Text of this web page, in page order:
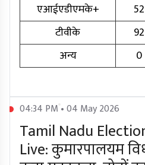
एआईएडीएमके+
52
टीवीके
92
अन्य
0
04:34 PM • 04 May 2026
Tamil Nadu
Live: कुमारपालयम